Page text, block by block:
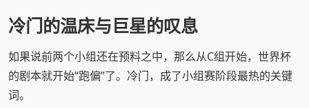
冷门的温床与巨星的叹息
如果说前两个小组还在预料之中，那么从C组开始，世界杯
的剧本就开始“跑偏”了。冷门，成了小组赛阶段最热的关键
词。